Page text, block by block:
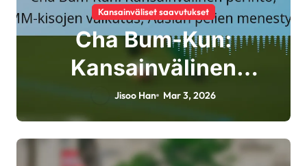
Kansainväliset saavutukset
Cha Bum-Kun:
Kansainvälinen
perintö, MM-kisojen
vaikutus, Aasian
pelien menestys
Jisoo Han Mar 3, 2026